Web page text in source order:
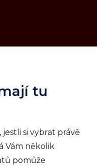
tu
si vybrat právě
Vám několik
pomůže